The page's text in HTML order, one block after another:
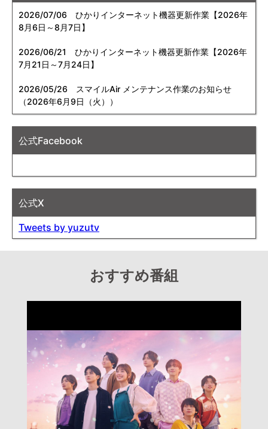
2026/07/06 ひかりインターネット機器更新作業【2026年
8月6日～8月7日】
2026/06/21
ひかりインターネット機器更新作業【2026年
7月21日～7月24日】
2026/05/26 スマイルAir メンテナンス作業のお知らせ
（2026年6月9日（火））
公式Facebook
公式X
Tweets by yuzutv
おすすめ番組